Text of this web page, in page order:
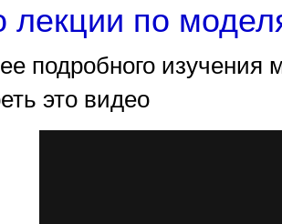
лекции по
подробного изучения
это видео